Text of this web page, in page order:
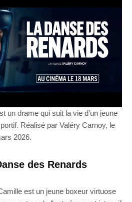
un drame qui suit la vie d’un jeune
Réalisé par Valéry Carnoy, le
2026.
des Renards
est un jeune boxeur virtuose